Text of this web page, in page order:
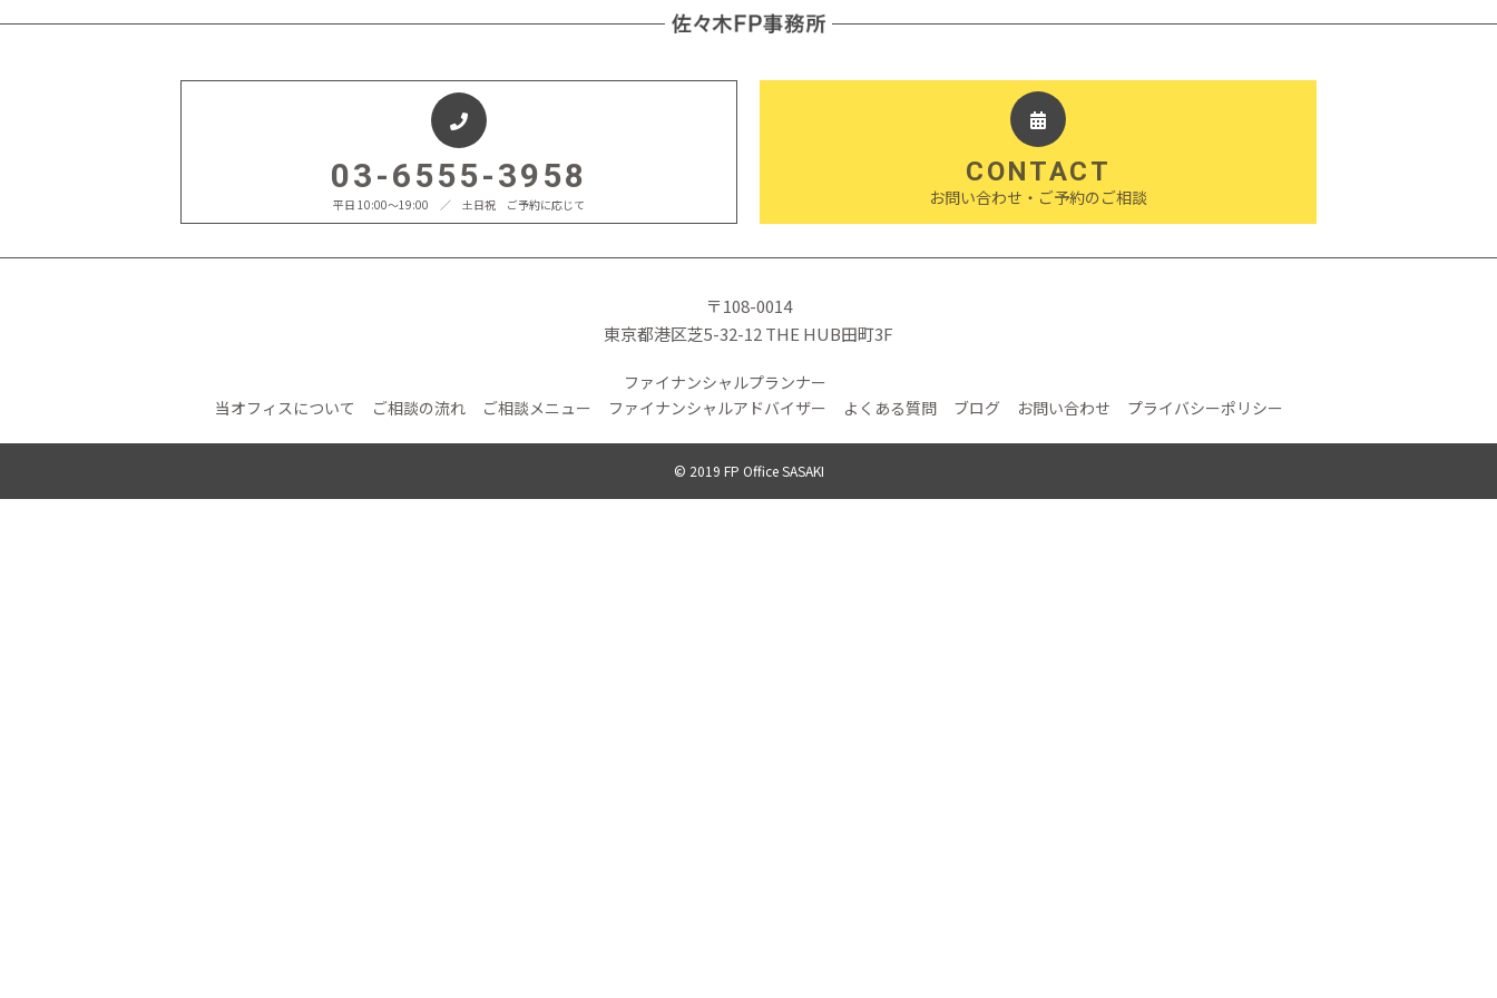
03-6555-3958
平日 10:00〜19:00 ／ 土日祝 ご予約に応じて
CONTACT
お問い合わせ・ご予約のご相談
〒108-0014
東京都港区芝5-32-12 THE HUB田町3F
当オフィスについて ご相談の流れ ご相談メニュー
ファイナンシャルプランナー
ファイナンシャルアドバイザー
よくある質問 ブログ お問い合わせ プライバシーポリシー
© 2019 FP Office SASAKI